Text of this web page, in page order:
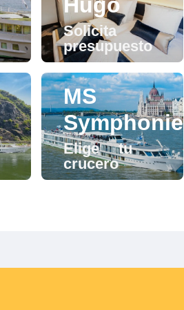
Solicita
presupuesto
MS
Symphonie
Elige tu
crucero